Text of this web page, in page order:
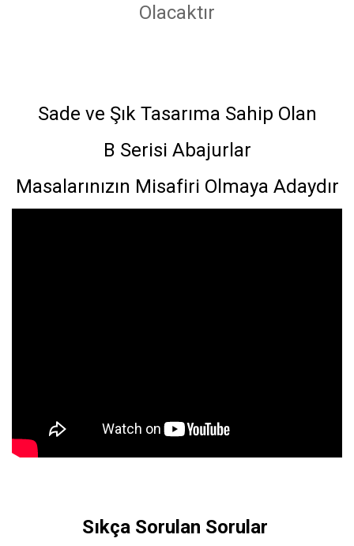
Olacaktır
Sade ve Şık Tasarıma Sahip Olan
B Serisi Abajurlar
Masalarınızın Misafiri Olmaya Adaydır
Sıkça Sorulan Sorular